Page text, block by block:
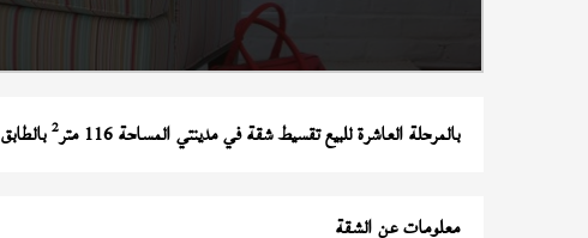
بالمرحلة العاشرة للبيع تقسيط شقة في مدينتي المساحة 116 متر 2بالطابق 0 تطل على تشمل 3 نوم 2 حمام 2 بلكونة النموذج (
معلومات عن الشقة